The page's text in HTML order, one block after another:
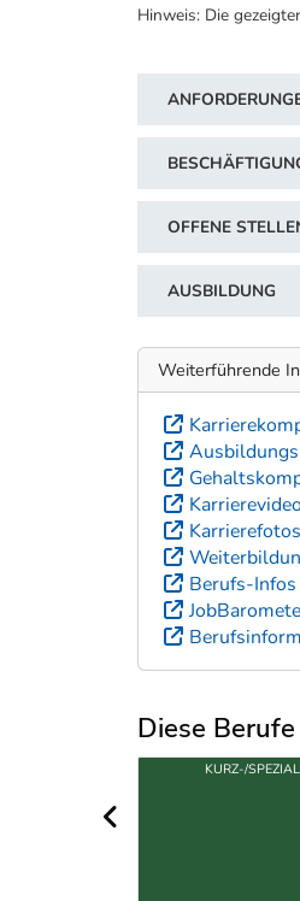
Hinweis: Die
OFFENE
AUSBILDUNG
Weiterführende
Karrierefotos
Berufs-Infos
Diese
Uber weitere
KURZ-/